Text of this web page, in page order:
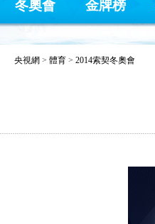
冬奧會 金牌榜
央視網 > 體育 > 2014索契冬奧會